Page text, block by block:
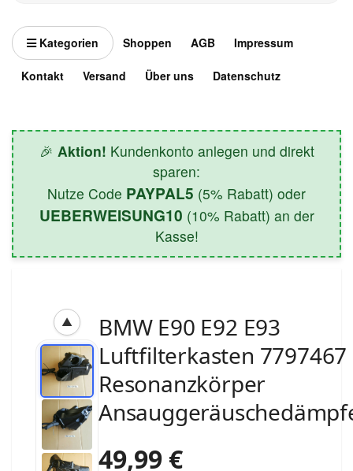
Kategorien Shoppen AGB Impressum
Kontakt Versand Über uns Datenschutz
🎉 Aktion! Kundenkonto anlegen und direkt
sparen:
Nutze Code PAYPAL5 (5% Rabatt) oder
UEBERWEISUNG10 (10% Rabatt) an der
Kasse!
▲
BMW E90 E92 E93
Luftfilterkasten 7797467
Resonanzkörper
49,99 €